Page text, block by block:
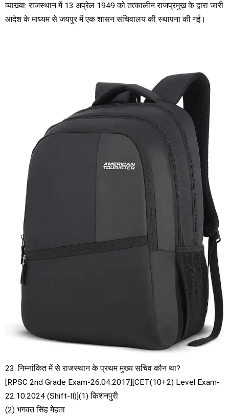
व्याख्या: राजस्थान में 13 अप्रेल 1949 को तत्कालीन राजप्रमुख के द्वारा जारी
आदेश के माध्यम से जयपुर में एक शासन सचिवालय की स्थापना की गई।
23. निम्नांकित में से राजस्थान के प्रथम मुख्य सचिव कौन था?
[RPSC 2nd Grade Exam-26.04.2017][CET(10+2) Level Exam-
22.10.2024 (Shift-II)](1) किशनपुरी
(2) भगवत सिंह मेहता